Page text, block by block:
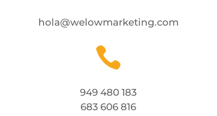
hola@welowmarketing.com

949 480 183
683 606 816